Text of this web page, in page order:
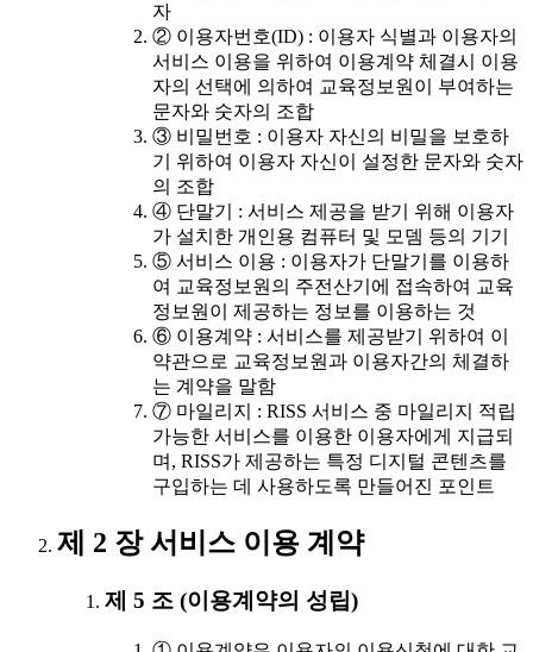
자
② 이용자번호(ID) : 이용자 식별과 이용자의
서비스 이용을 위하여 이용계약 체결시 이용
자의 선택에 의하여 교육정보원이 부여하는
문자와 숫자의 조합
③ 비밀번호 : 이용자 자신의 비밀을 보호하
기 위하여 이용자 자신이 설정한 문자와 숫자
의 조합
④ 단말기 : 서비스 제공을 받기 위해 이용자
가 설치한 개인용 컴퓨터 및 모뎀 등의 기기
⑤ 서비스 이용 : 이용자가 단말기를 이용하
여 교육정보원의 주전산기에 접속하여 교육
정보원이 제공하는 정보를 이용하는 것
⑥ 이용계약 : 서비스를 제공받기 위하여 이
약관으로 교육정보원과 이용자간의 체결하
는 계약을 말함
⑦ 마일리지 : RISS 서비스 중 마일리지 적립
가능한 서비스를 이용한 이용자에게 지급되
며, RISS가 제공하는 특정 디지털 콘텐츠를
구입하는 데 사용하도록 만들어진 포인트
제 2 장 서비스 이용 계약
제 5 조 (이용계약의 성립)